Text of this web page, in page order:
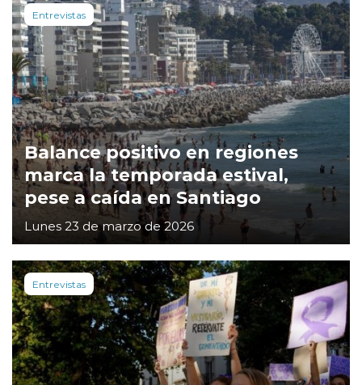
Entrevistas
Balance positivo en regiones
marca la temporada estival,
pese a caída en Santiago
Lunes 23 de marzo de 2026
Entrevistas